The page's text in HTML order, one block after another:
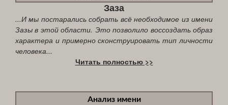
Заза
...И мы постарались собрать всё необходимое из имени
Зазы в этой области. Это позволило воссоздать образ
характера и примерно сконструировать тип личности
человека...
Читать полностью >>
Анализ имени